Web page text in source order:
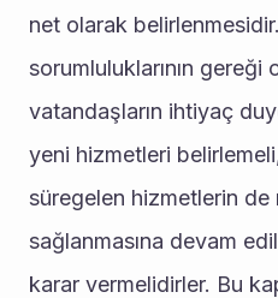
net olarak
sorumluluklarının gereği
vatandaşların ihtiyaç
yeni hizmetleri
süregelen hizmetlerin
sağlanmasına devam
karar vermelidirler. Bu